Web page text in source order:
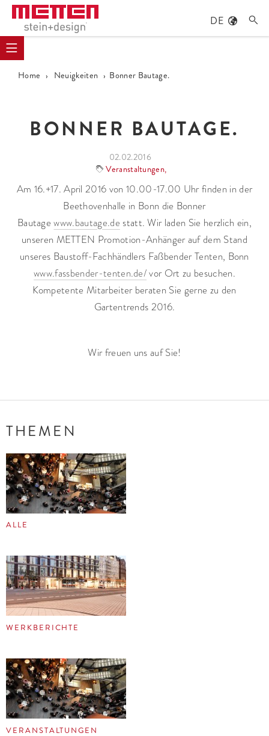
DE 
Home › Neuigkeiten › Bonner Bautage.
BONNER BAUTAGE.
02.02.2016
Veranstaltungen,
Am 16.+17. April 2016 von 10.00-17.00 Uhr finden in der
Beethovenhalle in Bonn die Bonner
Bautagewww.bautage.de statt. Wir laden Sie herzlich ein,
unseren METTEN Promotion-Anhänger auf dem Stand
unseres Baustoff-Fachhändlers Faßbender Tenten, Bonn
www.fassbender-tenten.de/vor Ort zu besuchen.
Kompetente Mitarbeiter beraten Sie gerne zu den
Gartentrends 2016.
Wir freuen uns auf Sie!
THEMEN
ALLE
WERKBERICHTE
VERANSTALTUNGEN